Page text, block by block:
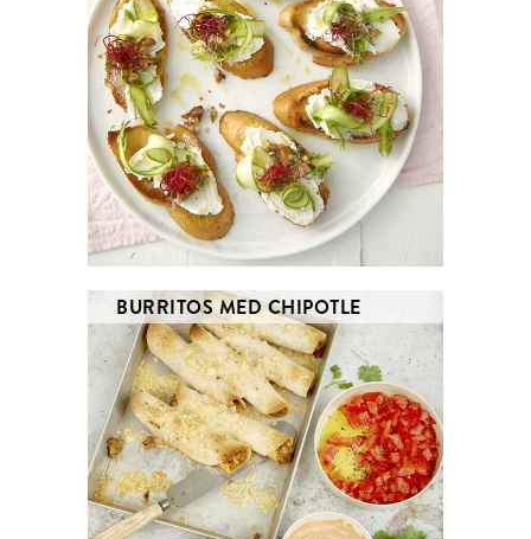
BURRITOS MED CHIPOTLE